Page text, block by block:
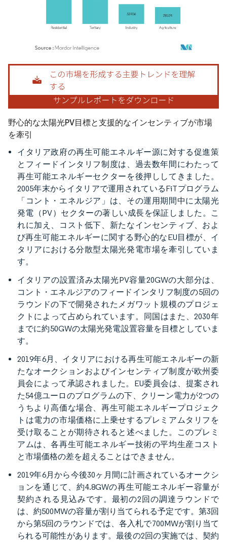
画像 © Mordor Intelligence。再利用にはCC BY 4.0の表示が必要です。
野心的な太陽光PV目標と支援的なインセンティブが市場
を牽引
イタリア政府の再生可能エネルギー源に対する促進策
とフィードインタリフ制度は、過去数年間にわたって
再生可能エネルギーセクターを後押ししてきました。
2005年末からイタリアで運用されているFiTプログラム
「コント・エネルジア」は、その運用期間中に太陽光
発電（PV）セクターの著しい成長を保証しました。こ
れに加え、コスト低下、新たなインセンティブ、およ
び再生可能エネルギーに関する野心的なEU目標が、イ
タリアにおける分散型太陽光発電市場を牽引していま
す。
イタリアの設置済み太陽光PV容量20GWの大部分は、
コント・エネルジアのフィードインタリフ制度の5回の
ラウンドの下で開発されたメガワット規模のプロジェ
クトによって占められています。同国はまた、2030年
までに約50GWの太陽光発電設置容量を目標としていま
す。
2019年6月、イタリアにおける再生可能エネルギーの新
たなオークションおよびインセンティブ制度が欧州委
員会によって承認されました。EU委員会は、提案され
た54億ユーロのプログラムの下、クリーン電力が2つの
うちより高価な場合、再生可能エネルギープロジェク
トは電力の市場価格に上乗せするプレミアムタリフを
受け取ることが期待されると述べました。このプレミ
アムは、各再生可能エネルギー技術の平均生産コスト
と市場価格の差を超えることはできません。
2019年6月から今後30ヶ月間に計画されているオークシ
ョンを通じて、約4.8GWの再生可能エネルギー容量が
契約される見込みです。最初の2回の調達ラウンドで
は、約500MWの容量が割り当てられる予定です。第3回
から第5回のラウンドでは、各入札で700MWが割り当て
られる可能性があります。最後の2回の実施では、契約